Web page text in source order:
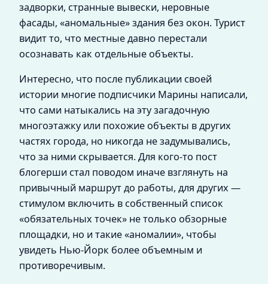
задворки, странные вывески, неровные
фасады, «аномальные» здания без окон. Турист
видит то, что местные давно перестали
осознавать как отдельные объекты.
Интересно, что после публикации своей
истории многие подписчики Марины написали,
что сами натыкались на эту загадочную
многоэтажку или похожие объекты в других
частях города, но никогда не задумывались,
что за ними скрывается. Для кого-то пост
блогерши стал поводом иначе взглянуть на
привычный маршрут до работы, для других —
стимулом включить в собственный список
«обязательных точек» не только обзорные
площадки, но и такие «аномалии», чтобы
увидеть Нью-Йорк более объемным и
противоречивым.